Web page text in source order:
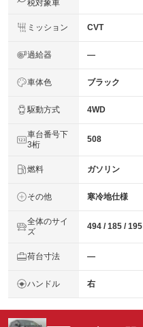
税対象車
ミッション CVT
過給器 ―
車体色 ブラック
駆動方式 4WD
車台番号下
3桁
508
燃料 ガソリン
その他 寒冷地仕様
全体のサイ
ズ
494 / 185 / 195
荷台寸法 ―
ハンドル 右